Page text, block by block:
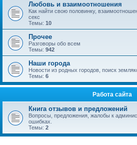
Любовь и взаимоотношения
Как найти свою половинку,
секс
Темы: 10
Прочее
Разговоры обо всем
Темы: 942
Наши города
Новости из родных городов, поиск
Темы: 6
Работа сайта
Книга отзывов и предложений
Вопросы, предложения, жалобы к
ошибках.
Темы: 2